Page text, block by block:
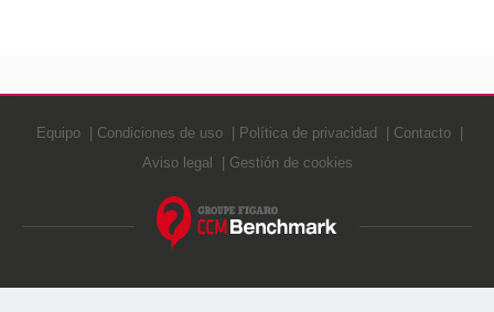
Equipo Condiciones de uso Política de privacidad
Contacto
Aviso legal
Gestión de cookies